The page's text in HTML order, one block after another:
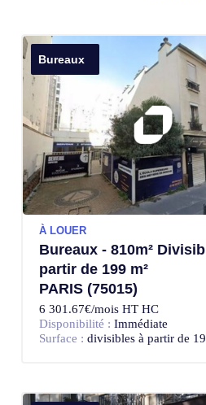
Bureaux
À LOUER
Bureaux - 810m²
partir de 199 m²
PARIS (75015)
6 301.67€/mois HT HC
Disponibilité : Immédiate
Surface : divisibles à partir de